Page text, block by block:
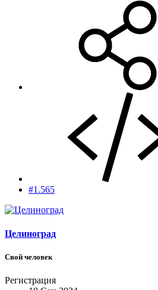
#1.565
Целиноград
Свой человек
Регистрация